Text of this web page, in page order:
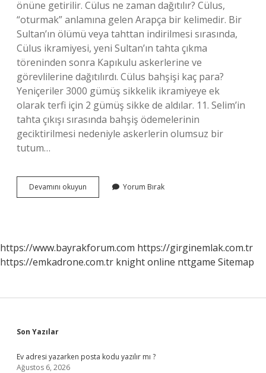
önüne getirilir. Cülus ne zaman dağıtılır? Cülus,
“oturmak” anlamına gelen Arapça bir kelimedir. Bir
Sultan’ın ölümü veya tahttan indirilmesi sırasında,
Cülus ikramiyesi, yeni Sultan’ın tahta çıkma
töreninden sonra Kapıkulu askerlerine ve
görevlilerine dağıtılırdı. Cülus bahşişi kaç para?
Yeniçeriler 3000 gümüş sikkelik ikramiyeye ek
olarak terfi için 2 gümüş sikke de aldılar. 11. Selim’in
tahta çıkışı sırasında bahşiş ödemelerinin
geciktirilmesi nedeniyle askerlerin olumsuz bir
tutum…
Devamını okuyun
Neden
Yorum Bırak
https://www.bayrakforum.com https://girginemlak.com.tr
https://emkadrone.com.tr knight online nttgame Sitemap
Sidebar
Son Yazılar
Ev adresi yazarken posta kodu yazılır mı ?
Ağustos 6, 2026